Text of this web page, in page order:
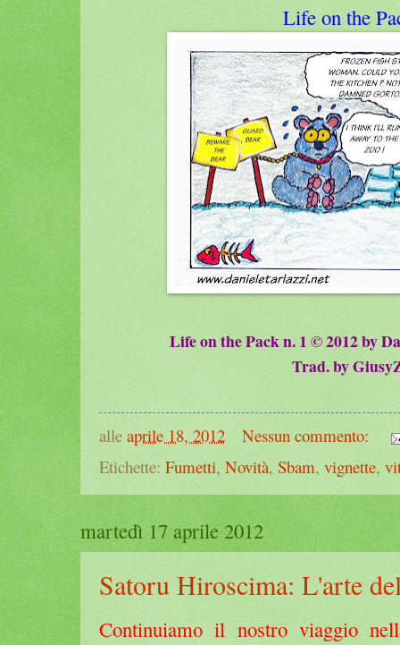
Life on the
Life on the Pack n. 1 © 2012 by
Trad. by
alle aprile 18, 2012
Nessun commento:
Etichette: Fumetti, Novità, Sbam, vignette,
martedì 17 aprile 2012
Satoru Hiroscima: L'arte
Continuiamo il nostro viaggio